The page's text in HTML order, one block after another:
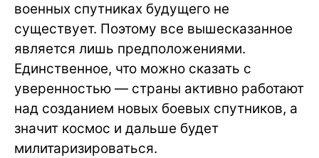
военных спутниках будущего не
существует. Поэтому все вышесказанное
является лишь предположениями.
Единственное, что можно сказать с
уверенностью — страны активно работают
над созданием новых боевых спутников, а
значит космос и дальше будет
милитаризироваться.